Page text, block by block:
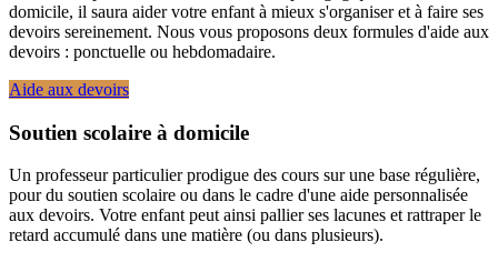
domicile, il saura aider votre enfant à mieux s'organiser et à faire ses
devoirs sereinement. Nous vous proposons deux formules d'aide aux
devoirs : ponctuelle ou hebdomadaire.
Aide aux devoirs
Soutien scolaire à domicile
Un professeur particulier prodigue des cours sur une base régulière,
pour du soutien scolaire ou dans le cadre d'une aide personnalisée
aux devoirs. Votre enfant peut ainsi pallier ses lacunes et rattraper le
retard accumulé dans une matière (ou dans plusieurs).